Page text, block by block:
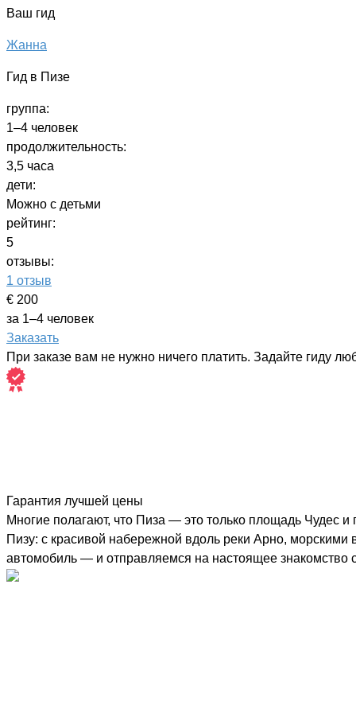
Ваш гид
Жанна
Гид в Пизе
группа:
1–4 человек
продолжительность:
3,5 часа
дети:
Можно с детьми
рейтинг:
5
отзывы:
1 отзыв
€ 200
за 1–4 человек
Заказать
При заказе вам не нужно ничего платить. Задайте гиду
Гарантия лучшей цены
Многие полагают, что Пиза — это только площадь Чудес
Пизу: с красивой набережной вдоль реки Арно,
автомобиль — и отправляемся на настоящее знакомство